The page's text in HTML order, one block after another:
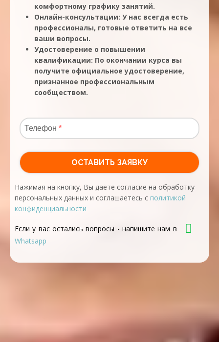
комфортному графику занятий.
Онлайн-консультации: У нас всегда есть
профессионалы, готовые ответить на все
ваши вопросы.
Удостоверение о повышении
квалификации: По окончании курса вы
получите официальное удостоверение,
признанное профессиональным
сообществом.
Нажимая на кнопку, Вы даёте согласие на обработку
персональных данных и соглашаетесь с политикой
конфиденциальности
Если у вас остались вопросы - напишите нам в
Whatsapp